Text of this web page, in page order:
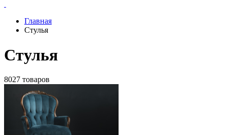
Главная
Стулья
Стулья
8027 товаров